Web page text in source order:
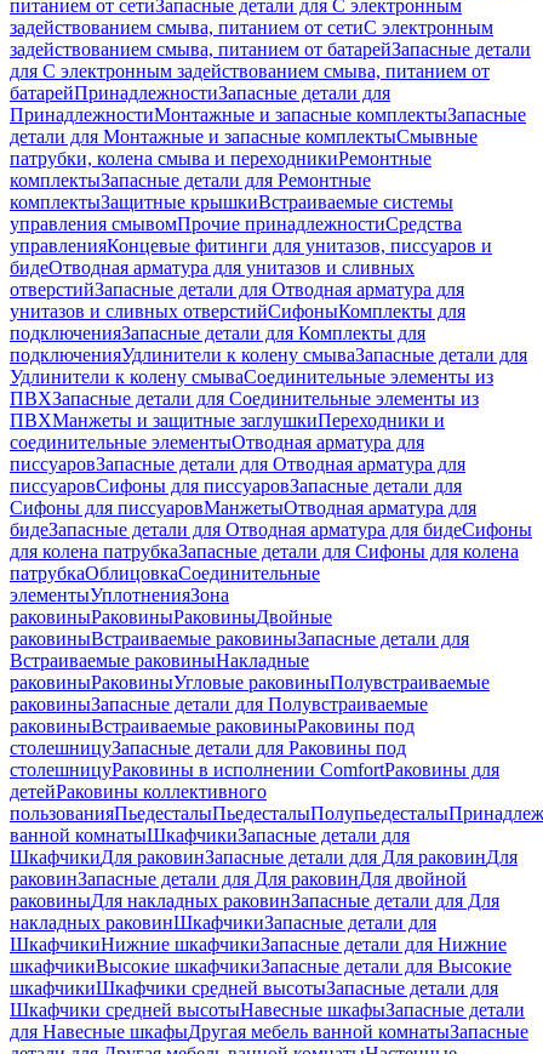
питанием от сетиЗапасные детали для С электронным
задействованием смыва, питанием от сетиС электронным
задействованием смыва, питанием от батарейЗапасные детали
для С электронным задействованием смыва, питанием от
батарейПринадлежностиЗапасные детали для
ПринадлежностиМонтажные и запасные комплектыЗапасные
детали для Монтажные и запасные комплектыСмывные
патрубки, колена смыва и переходникиРемонтные
комплектыЗапасные детали для Ремонтные
комплектыЗащитные крышкиВстраиваемые системы
управления смывомПрочие принадлежностиСредства
управленияКонцевые фитинги для унитазов, писсуаров и
бидеОтводная арматура для унитазов и сливных
отверстийЗапасные детали для Отводная арматура для
унитазов и сливных отверстийСифоныКомплекты для
подключенияЗапасные детали для Комплекты для
подключенияУдлинители к колену смываЗапасные детали для
Удлинители к колену смываСоединительные элементы из
ПВХЗапасные детали для Соединительные элементы из
ПВХМанжеты и защитные заглушкиПереходники и
соединительные элементыОтводная арматура для
писсуаровЗапасные детали для Отводная арматура для
писсуаровCифоны для писсуаровЗапасные детали для
Cифоны для писсуаровМанжетыОтводная арматура для
бидеЗапасные детали для Отводная арматура для бидеСифоны
для колена патрубкаЗапасные детали для Сифоны для колена
патрубкаОблицовкаСоединительные
элементыУплотненияЗона
раковиныРаковиныРаковиныДвойные
раковиныВстраиваемые раковиныЗапасные детали для
Встраиваемые раковиныНакладные
раковиныРаковиныУгловые раковиныПолувстраиваемые
раковиныЗапасные детали для Полувстраиваемые
раковиныВстраиваемые раковиныРаковины под
столешницуЗапасные детали для Раковины под
столешницуРаковины в исполнении ComfortPаковины для
детейРаковины коллективного
пользованияПьедесталыПьедесталыПолупьедесталы
ванной комнатыШкафчикиЗапасные детали для
ШкафчикиДля раковинЗапасные детали для Для раковинДля
раковинЗапасные детали для Для раковинДля двойной
раковиныДля накладных pаковинЗапасные детали для Для
накладных pаковинШкафчикиЗапасные детали для
ШкафчикиНижние шкафчикиЗапасные детали для Нижние
шкафчикиВысокие шкафчикиЗапасные детали для Высокие
шкафчикиШкафчики средней высотыЗапасные детали для
Шкафчики средней высотыНавесные шкафыЗапасные детали
для Навесные шкафыДругая мебель ванной комнатыЗапасные